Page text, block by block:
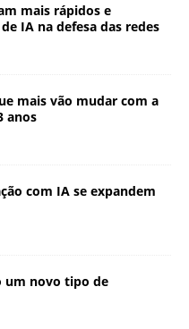
mais rápidos e
IA na defesa das redes
mais vão mudar com a
anos
com IA se expandem
um novo tipo de